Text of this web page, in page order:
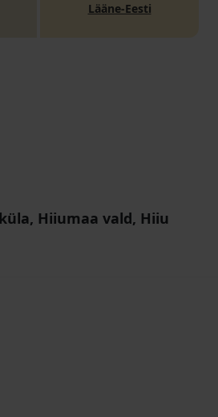
Lääne-Eesti
Hiiumaa vald, Hiiu